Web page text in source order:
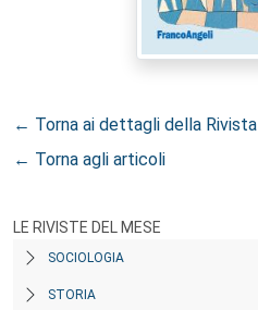
← Torna ai dettagli della Rivista
← Torna agli articoli
LE RIVISTE DEL MESE
SOCIOLOGIA
STORIA